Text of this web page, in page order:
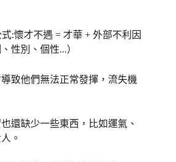
:懷才不遇 = 才華 + 外部不利因
性別、個性...）
致他們無法正常發揮，流失機
還缺少一些東西，比如運氣、
。